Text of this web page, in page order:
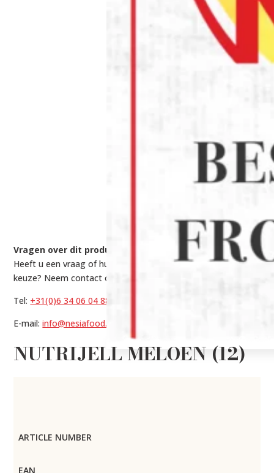
Vragen over dit product?
Heeft u een vraag of hulp nodig bij het maken van een
keuze? Neem contact op met onze experts via:
Tel: +31(0)6 34 06 04 88
E-mail:info@nesiafood.nl
NUTRIJELL MELOEN (12)
ARTICLE NUMBER
EAN